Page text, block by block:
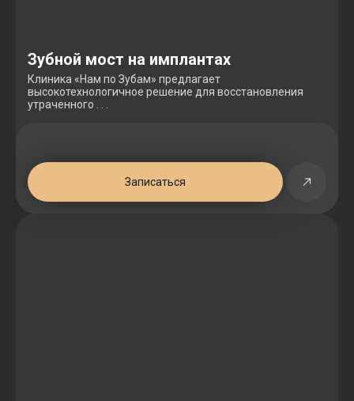
Зубной мост на имплантах
Клиника «Нам по Зубам» предлагает
высокотехнологичное решение для восстановления
утраченного . . .
Записаться